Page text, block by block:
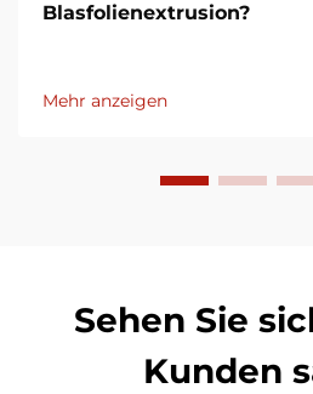
Blasfolienextrusion?
Mehr anzeigen
Sehen Sie
Kunden